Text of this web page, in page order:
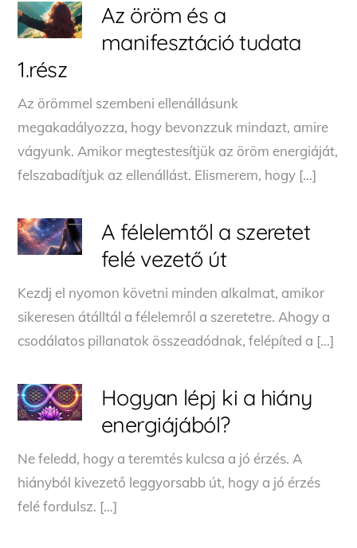
Az öröm és a
manifesztáció tudata
1.rész
Az örömmel szembeni ellenállásunk
megakadályozza, hogy bevonzzuk mindazt, amire
vágyunk. Amikor megtestesítjük az öröm energiáját,
felszabadítjuk az ellenállást. Elismerem, hogy […]
A félelemtől a szeretet
felé vezető út
Kezdj el nyomon követni minden alkalmat, amikor
sikeresen átálltál a félelemről a szeretetre. Ahogy a
csodálatos pillanatok összeadódnak, felépíted a […]
Hogyan lépj ki a hiány
energiájából?
Ne feledd, hogy a teremtés kulcsa a jó érzés. A
hiányból kivezető leggyorsabb út, hogy a jó érzés
felé fordulsz. […]